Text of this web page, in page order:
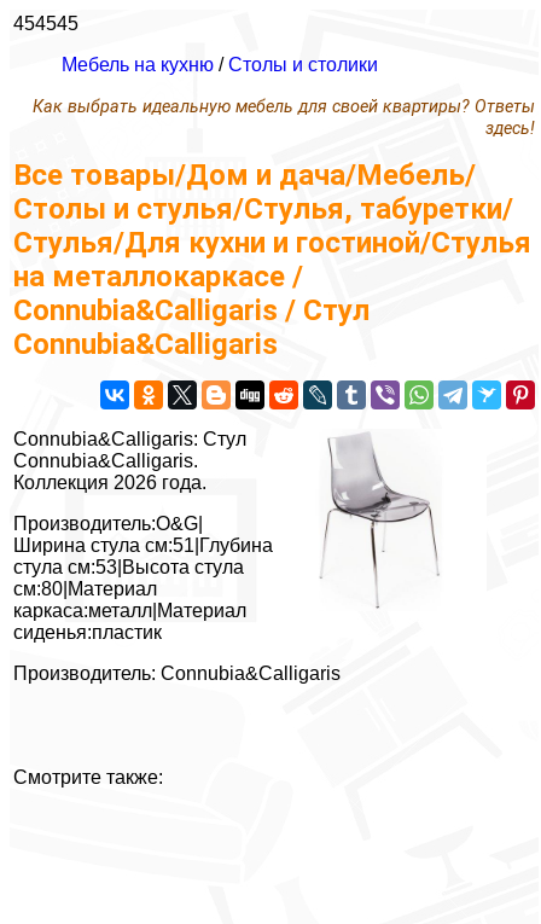
454545
Мебель на кухню /Столы и столики
Как выбрать идеальную мебель для своей квартиры? Ответы
здесь!
Все товары/Дом и дача/Мебель/
Столы и стулья/Стулья, табуретки/
Стулья/Для кухни и гостиной/Стулья
на металлокаркасе /
Connubia&Calligaris / Стул
Connubia&Calligaris
Connubia&Calligaris: Стул
Connubia&Calligaris.
Коллекция 2026 года.
Производитель:O&G|
Ширина стула см:51|Глубина
стула см:53|Высота стула
см:80|Материал
каркаса:металл|Материал
сиденья:пластик
Производитель: Connubia&Calligaris
Смотрите также: